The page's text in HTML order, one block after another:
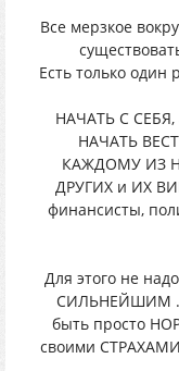
Все мерзкое
Есть только
НАЧАТЬ С СЕБЯ,
НАЧАТЬ
КАЖДОМУ ИЗ
ДРУГИХ и ИХ
финансисты,
Для этого не
СИЛЬНЕЙШИМ
быть просто
своими